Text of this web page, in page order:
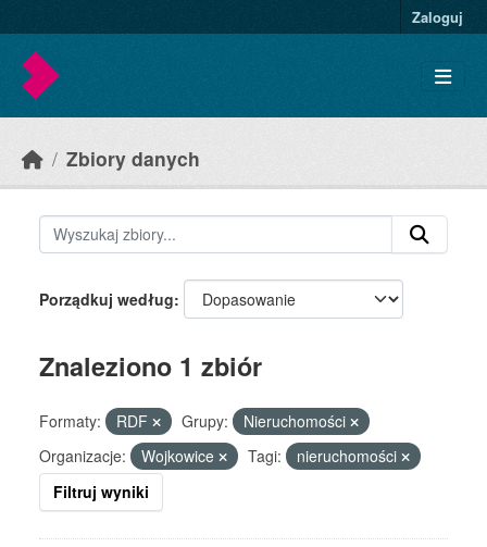
Zaloguj
Zbiory danych
Porządkuj według
Znaleziono 1 zbiór
Formaty: RDF Grupy:
Nieruchomości
Organizacje:
Wojkowice Tagi:
nieruchomości
Filtruj wyniki